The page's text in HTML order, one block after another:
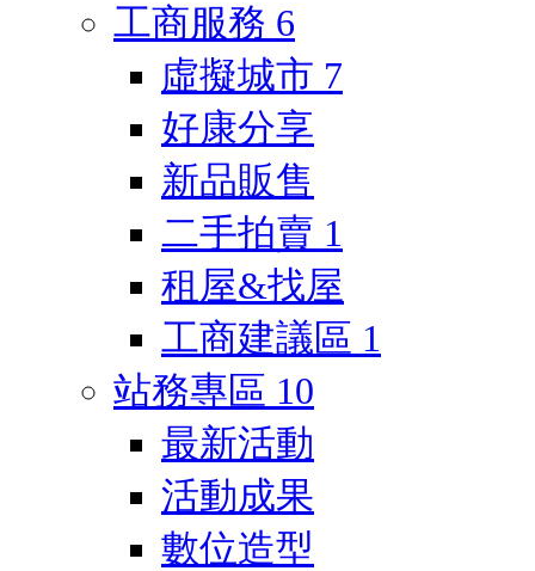
工商服務 6
虛擬城市 7
好康分享
新品販售
二手拍賣 1
租屋&找屋
工商建議區 1
站務專區 10
最新活動
活動成果
數位造型